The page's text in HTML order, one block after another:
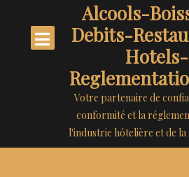
Alcools-
Debits-
Hotels-
Votre partenaire de
conformité et la
l'industrie hôtelière et de